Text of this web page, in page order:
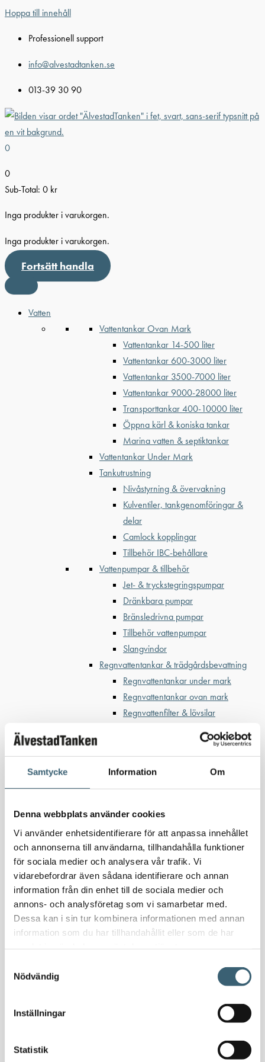
Samtycke Information Om
Denna webbplats använder cookies
Vi använder enhetsidentifierare för att anpassa innehållet
och annonserna till användarna, tillhandahålla funktioner
för sociala medier och analysera vår trafik. Vi
vidarebefordrar även sådana identifierare och annan
information från din enhet till de sociala medier och
annons- och analysföretag som vi samarbetar med.
Dessa kan i sin tur kombinera informationen med annan
information som du har tillhandahållit eller som de har
Nödvändig
Inställningar
Statistik
Hoppa till innehåll
Professionell support
info@alvestadtanken.se
013-39 30 90
0
0
Sub-Total: 0 kr
Inga produkter i varukorgen.
Inga produkter i varukorgen.
Fortsätt handla
Vatten
Vattentankar Ovan Mark
Vattentankar 14-500 liter
Vattentankar 600-3000 liter
Vattentankar 3500-7000 liter
Vattentankar 9000-28000 liter
Transporttankar 400-10000 liter
Öppna kärl & koniska tankar
Marina vatten & septiktankar
Vattentankar Under Mark
Tankutrustning
Nivåstyrning & övervakning
Kulventiler, tankgenomföringar &
delar
Camlock kopplingar
Tillbehör IBC-behållare
Vattenpumpar & tillbehör
Jet- & tryckstegringspumpar
Dränkbara pumpar
Bränsledrivna pumpar
Tillbehör vattenpumpar
Slangvindor
Regnvattentankar & trädgårdsbevattning
Regnvattentankar under mark
Regnvattentankar ovan mark
Regnvattenfilter & lövsilar
Bufferttankar till växtskyddsspruta
Vattenplattformar
Vattenvagnar
Nödvattenutrustning
Specialsvetsade lagringstankar
Ståltankar för lagring, transport & process
AdBlue
AdBluetankar
AdBlue transporttankar
AdBluepumpar & tillbehör
Diesel
Dieseltank reservdelar & tillbehör